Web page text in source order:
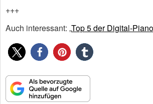
+++
Auch interessant: „Top 5 der Digital-